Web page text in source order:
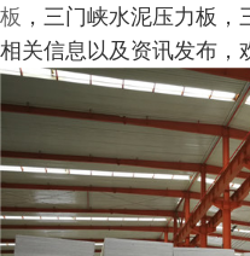
板 ，三门峡水泥压力板
相关信息以及资讯发布，